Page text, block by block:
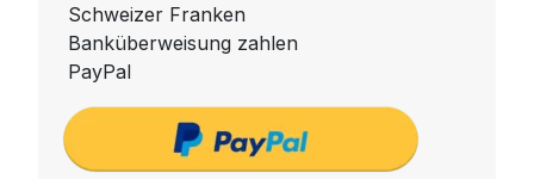
Schweizer Franken
Banküberweisung zahlen
PayPal